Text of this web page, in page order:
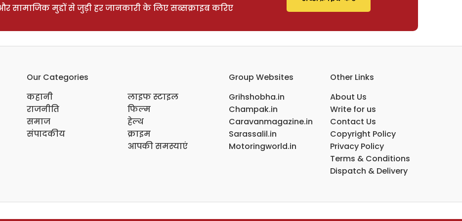
सामाजिक मुद्दों से जुड़ी हर जानकारी के लिए सब्सक्राइब करिए
Our Categories
कहानी
राजनीति
समाज
संपादकीय
लाइफ स्टाइल
फिल्म
हेल्थ
क्राइम
आपकी समस्याएं
Group Websites
Grihshobha.in
Champak.in
Caravanmagazine.in
Sarassalil.in
Motoringworld.in
Other Links
About Us
Write for us
Contact Us
Copyright Policy
Privacy Policy
Terms & Conditions
Dispatch & Delivery